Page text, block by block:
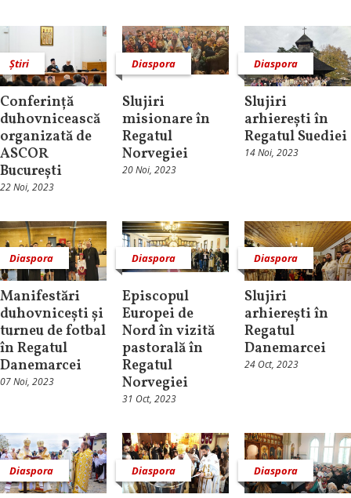
Știri
Conferință
duhovnicească
organizată de
ASCOR
București
22 Noi, 2023
Diaspora
Slujiri
misionare în
Regatul
Norvegiei
20 Noi, 2023
Diaspora
Slujiri
arhierești în
Regatul Suediei
14 Noi, 2023
Diaspora
Manifestări
duhovnicești și
turneu de fotbal
în Regatul
Danemarcei
07 Noi, 2023
Diaspora
Episcopul
Europei de
Nord în vizită
pastorală în
Regatul
Norvegiei
31 Oct, 2023
Diaspora
Slujiri
arhierești în
Regatul
Danemarcei
24 Oct, 2023
Diaspora Diaspora Diaspora